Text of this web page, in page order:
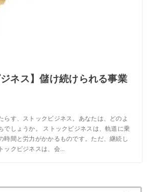
ジネス】儲け続けられる事業
らす、ストックビジネス。あなたは、どのよ
でしょうか。 ストックビジネスは、軌道に乗
時間と労力がかかるものです。ただ、継続し
ックビジネスは、会...